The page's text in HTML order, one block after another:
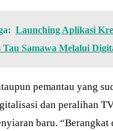
Launching Aplikasi
Tau Samawa Melalui
pemantau yang
dan peralihan
baru.